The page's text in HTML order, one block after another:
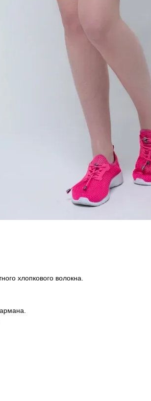
хлопкового волокна.